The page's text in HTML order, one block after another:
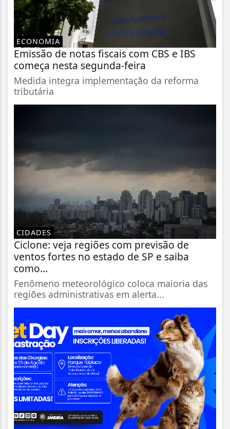
ECONOMIA
Emissão de notas fiscais com CBS e IBS
começa nesta segunda-feira
Medida integra implementação da reforma
tributária
CIDADES
Ciclone: veja regiões com previsão de
ventos fortes no estado de SP e saiba
como...
Fenômeno meteorológico coloca maioria das
regiões administrativas em alerta...